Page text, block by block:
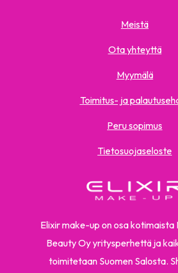
Elixir make-up on osa kotimaista
Beauty Oy yritysperhettä ja
toimitetaan Suomen Salosta.
Meistä
Ota yhteyttä
Myymälä
Toimitus- ja
Peru sopimus
Tietosuojaseloste